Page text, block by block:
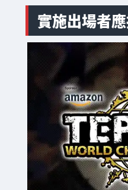
實施出場者應